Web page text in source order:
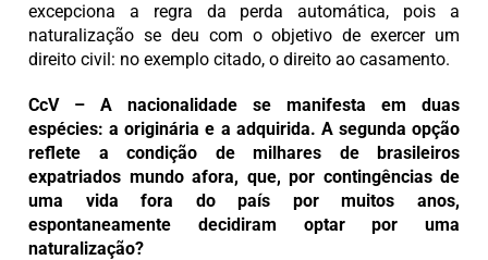
excepciona a regra da perda automática, pois a
naturalização se deu com o objetivo de exercer um
direito civil: no exemplo citado, o direito ao casamento.
CcV – A nacionalidade se manifesta em duas
espécies: a originária e a adquirida. A segunda opção
reflete a condição de milhares de brasileiros
expatriados mundo afora, que, por contingências de
uma vida fora do país por muitos anos,
espontaneamente decidiram optar por uma
naturalização?